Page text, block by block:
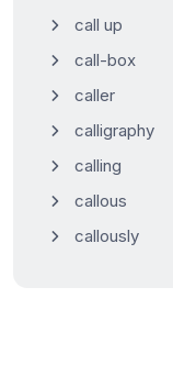
call up
call-box
caller
calligraphy
calling
callous
callously